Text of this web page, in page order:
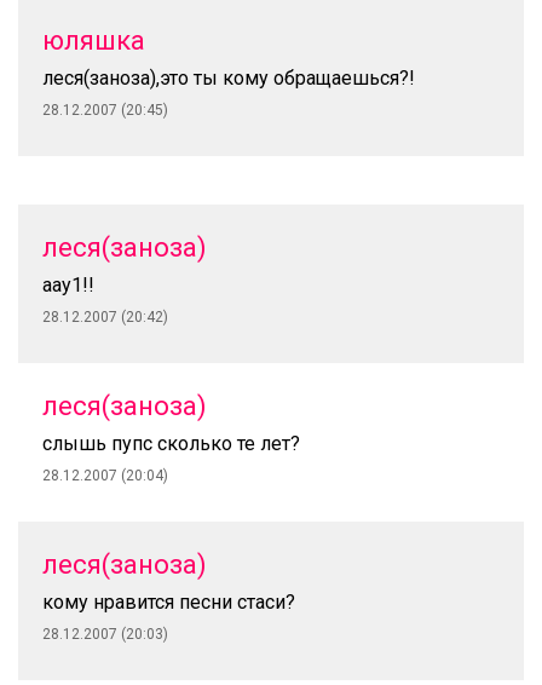
юляшка
леся(заноза),это ты кому обращаешься?!
28.12.2007 (20:45)
леся(заноза)
аау1!!
28.12.2007 (20:42)
леся(заноза)
слышь пупс сколько те лет?
28.12.2007 (20:04)
леся(заноза)
кому нравится песни стаси?
28.12.2007 (20:03)